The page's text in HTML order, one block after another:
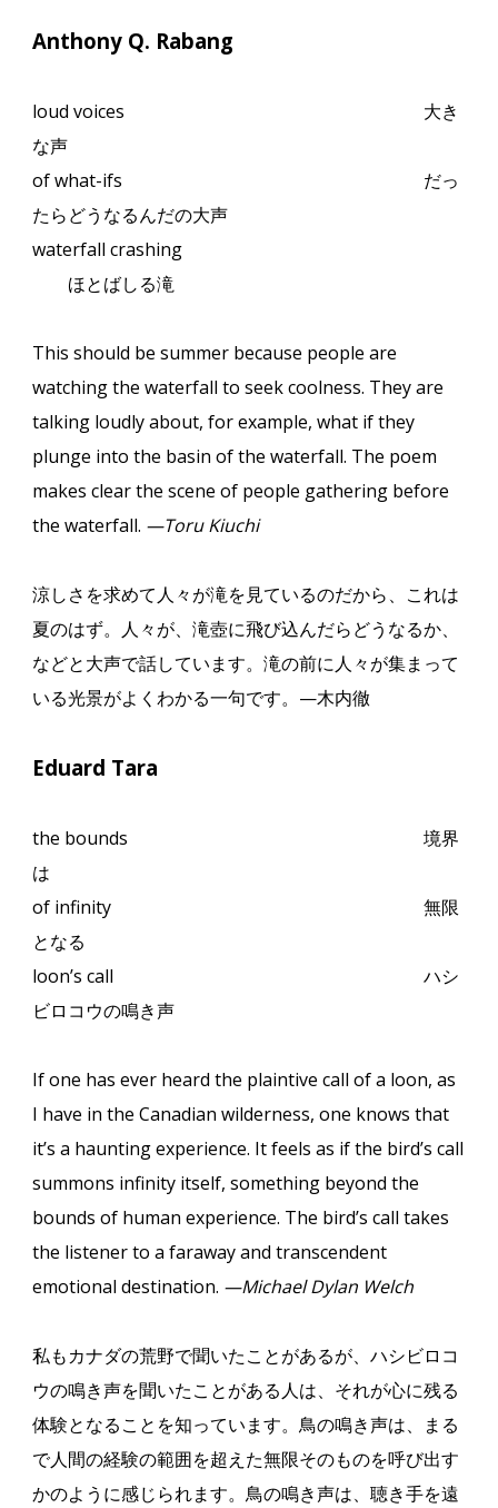
Anthony Q. Rabang
loud voices
大き
な声
of what-ifs
だっ
たらどうなるんだの大声
waterfall crashing
ほとばしる滝
This should be summer because people are
watching the waterfall to seek coolness. They are
talking loudly about, for example, what if they
plunge into the basin of the waterfall. The poem
makes clear the scene of people gathering before
the waterfall. —Toru Kiuchi
涼しさを求めて人々が滝を見ているのだから、これは
夏のはず。人々が、滝壺に飛び込んだらどうなるか、
などと大声で話しています。滝の前に人々が集まって
いる光景がよくわかる一句です。 —木内徹
Eduard Tara
the bounds
境界
は
of infinity
無限
となる
loon’s call
ハシ
ビロコウの鳴き声
If one has ever heard the plaintive call of a loon, as
I have in the Canadian wilderness, one knows that
it’s a haunting experience. It feels as if the bird’s call
summons infinity itself, something beyond the
bounds of human experience. The bird’s call takes
the listener to a faraway and transcendent
emotional destination. —Michael Dylan Welch
私もカナダの荒野で聞いたことがあるが、ハシビロコ
ウの鳴き声を聞いたことがある人は、それが心に残る
体験となることを知っています。鳥の鳴き声は、まる
で人間の経験の範囲を超えた無限そのものを呼び出す
かのように感じられます。鳥の鳴き声は、聴き手を遠